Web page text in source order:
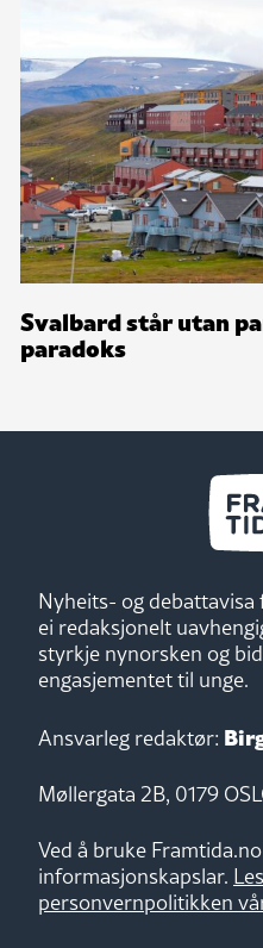
Svalbard står utan
paradoks
Nyheits- og
ei redaksjonelt
styrkje nynorsken og
engasjementet til unge.
Ansvarleg redaktør:
Møllergata 2B, 0179
Ved å bruke
informasjonskapslar.
personvernpolitikken